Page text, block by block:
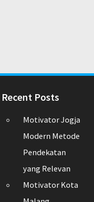
Recent Posts
Motivator Jogja
Modern Metode
Pendekatan
yang Relevan
Motivator Kota